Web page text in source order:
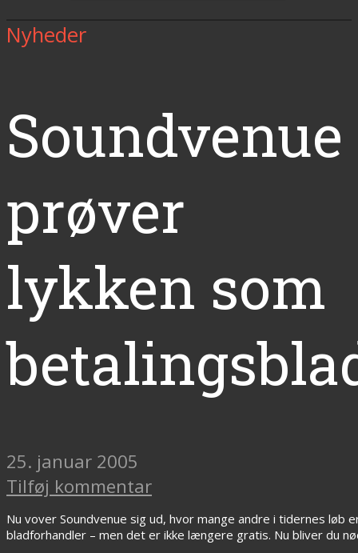
Nyheder
Soundvenue
prøver
lykken som
25. januar 2005
Tilføj kommentar
Nu vover Soundvenue sig ud, hvor mange andre i tidernes løb
bladforhandler – men det er ikke længere gratis. Nu bliver du